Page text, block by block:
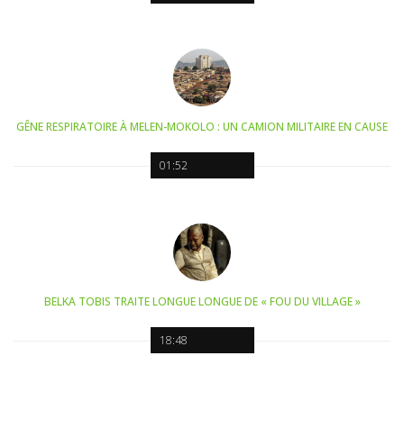
01:52
GÊNE RESPIRATOIRE À MELEN-MOKOLO : UN CAMION MILITAIRE EN CAUSE
18:48
BELKA TOBIS TRAITE LONGUE LONGUE DE « FOU DU VILLAGE »